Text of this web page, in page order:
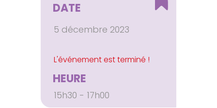
DATE
5 décembre 2023
HEURE
15h30 - 17h00